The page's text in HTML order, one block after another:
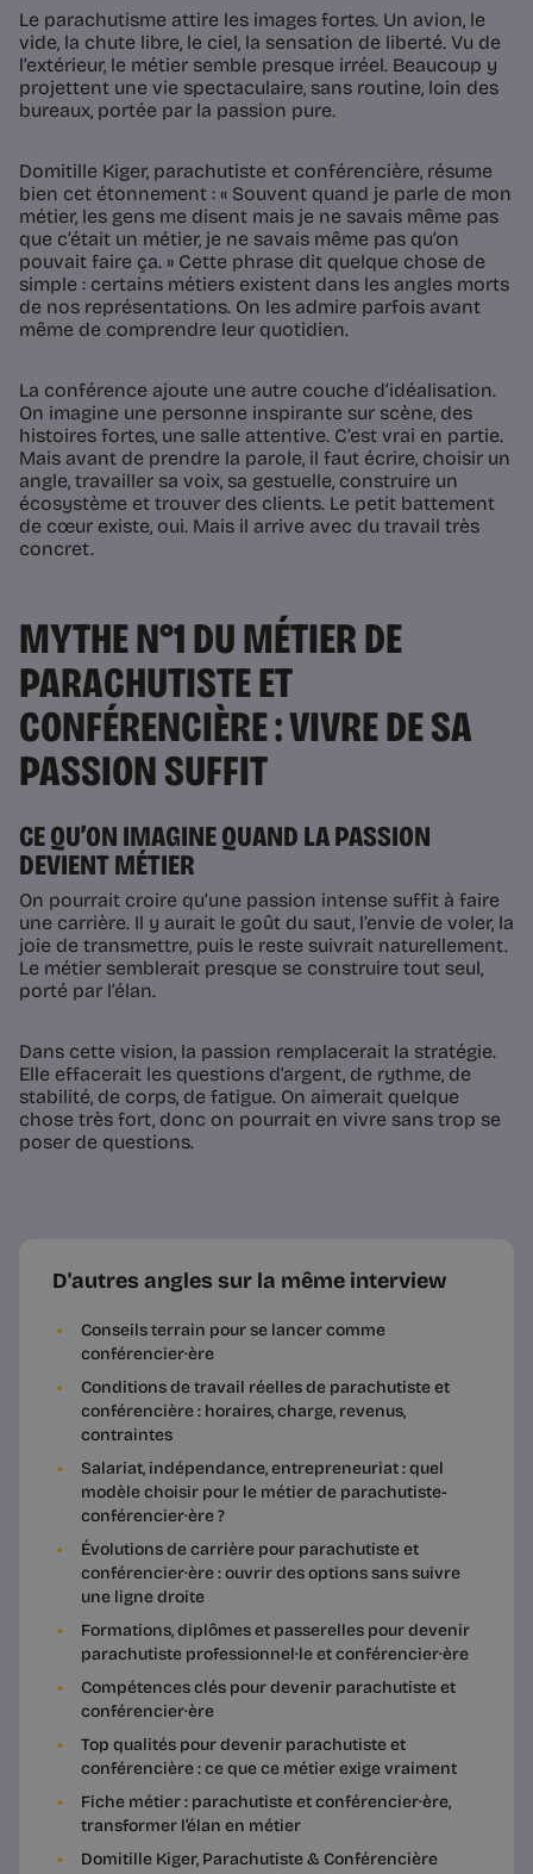
Le parachutisme attire les images fortes. Un avion, le
vide, la chute libre, le ciel, la sensation de liberté. Vu de
l’extérieur, le métier semble presque irréel. Beaucoup y
projettent une vie spectaculaire, sans routine, loin des
bureaux, portée par la passion pure.
Domitille Kiger, parachutiste et conférencière, résume
bien cet étonnement : « Souvent quand je parle de mon
métier, les gens me disent mais je ne savais même pas
que c’était un métier, je ne savais même pas qu’on
pouvait faire ça. » Cette phrase dit quelque chose de
simple : certains métiers existent dans les angles morts
de nos représentations. On les admire parfois avant
même de comprendre leur quotidien.
La conférence ajoute une autre couche d’idéalisation.
On imagine une personne inspirante sur scène, des
histoires fortes, une salle attentive. C’est vrai en partie.
Mais avant de prendre la parole, il faut écrire, choisir un
angle, travailler sa voix, sa gestuelle, construire un
écosystème et trouver des clients. Le petit battement
de cœur existe, oui. Mais il arrive avec du travail très
concret.
MYTHE N°1 DU MÉTIER DE
PARACHUTISTE ET
CONFÉRENCIÈRE : VIVRE DE SA
PASSION SUFFIT
CE QU’ON IMAGINE QUAND LA PASSION
DEVIENT MÉTIER
On pourrait croire qu’une passion intense suffit à faire
une carrière. Il y aurait le goût du saut, l’envie de voler, la
joie de transmettre, puis le reste suivrait naturellement.
Le métier semblerait presque se construire tout seul,
porté par l’élan.
Dans cette vision, la passion remplacerait la stratégie.
Elle effacerait les questions d’argent, de rythme, de
stabilité, de corps, de fatigue. On aimerait quelque
chose très fort, donc on pourrait en vivre sans trop se
poser de questions.
D'autres angles sur la même interview
Conseils terrain pour se lancer comme
conférencier·ère
Conditions de travail réelles de parachutiste et
conférencière : horaires, charge, revenus,
contraintes
Salariat, indépendance, entrepreneuriat : quel
modèle choisir pour le métier de parachutiste-
conférencier·ère ?
Évolutions de carrière pour parachutiste et
conférencier·ère : ouvrir des options sans suivre
une ligne droite
Formations, diplômes et passerelles pour devenir
parachutiste professionnel·le et conférencier·ère
Compétences clés pour devenir parachutiste et
conférencier·ère
Top qualités pour devenir parachutiste et
conférencière : ce que ce métier exige vraiment
Fiche métier : parachutiste et conférencier·ère,
transformer l’élan en métier
Domitille Kiger, Parachutiste & Conférencière